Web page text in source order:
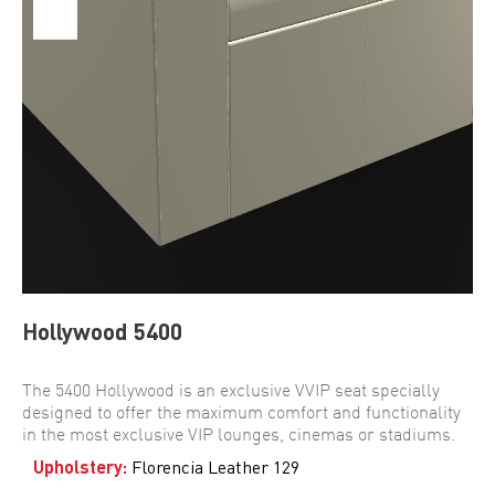
Hollywood 5400
The 5400 Hollywood is an exclusive VVIP seat specially
designed to offer the maximum comfort and functionality
in the most exclusive VIP lounges, cinemas or stadiums.
Upholstery: Florencia Leather 129